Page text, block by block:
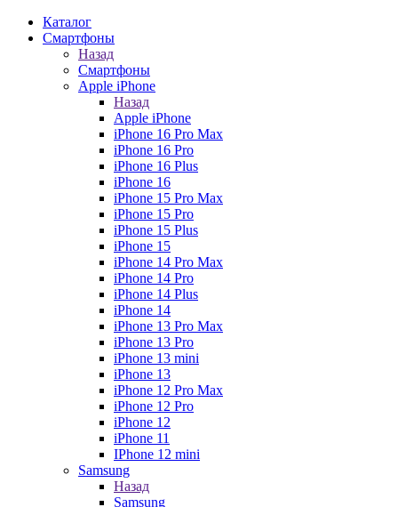
Каталог
Смартфоны
Назад
Смартфоны
Apple iPhone
Назад
Apple iPhone
iPhone 16 Pro Max
iPhone 16 Pro
iPhone 16 Plus
iPhone 16
iPhone 15 Pro Max
iPhone 15 Pro
iPhone 15 Plus
iPhone 15
iPhone 14 Pro Max
iPhone 14 Pro
iPhone 14 Plus
iPhone 14
iPhone 13 Pro Max
iPhone 13 Pro
iPhone 13 mini
iPhone 13
iPhone 12 Pro Max
iPhone 12 Pro
iPhone 12
iPhone 11
IPhone 12 mini
Samsung
Назад
Samsung